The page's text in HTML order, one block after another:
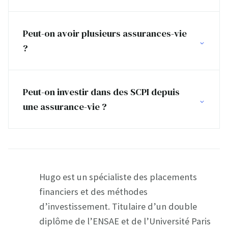
Peut-on avoir plusieurs assurances-vie
?
Peut-on investir dans des SCPI depuis
une assurance-vie ?
Hugo est un spécialiste des placements
financiers et des méthodes
d’investissement. Titulaire d’un double
diplôme de l’ENSAE et de l’Université Paris